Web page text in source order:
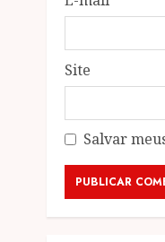
Site
Salvar